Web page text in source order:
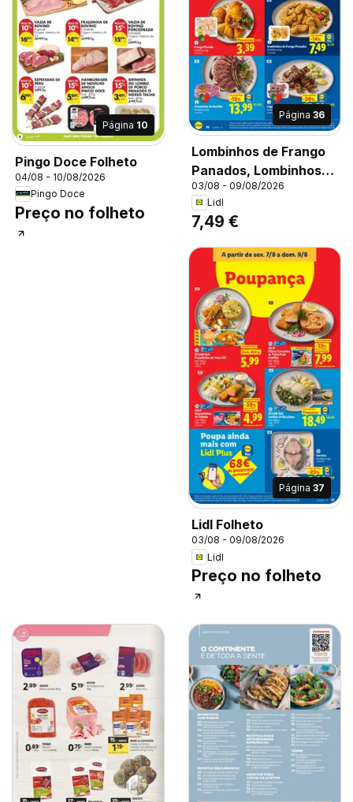
Página 10
Pingo Doce Folheto
04/08 - 10/08/2026
Pingo Doce
Preço no folheto
Página 36
Lombinhos de Frango
Panados, Lombinhos
de Frango Panados
Vendido ao kg
03/08 - 09/08/2026
Lidl
7,49 €
Página 37
Lidl Folheto
03/08 - 09/08/2026
Lidl
Preço no folheto